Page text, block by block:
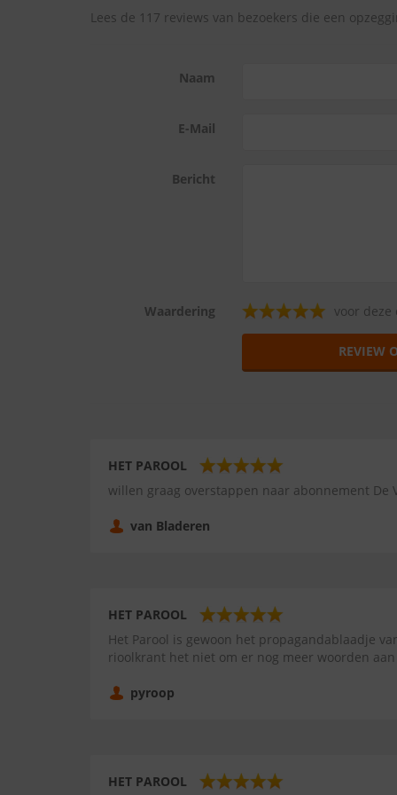
Lees de 117 reviews van bezoekers die een
Naam
E-Mail
Bericht
Waardering voor deze
REVIEW
HET PAROOL
willen graag overstappen naar abonnement De
van Bladeren
HET PAROOL
Het Parool is gewoon het propagandablaadje
rioolkrant het niet om er nog meer woorden
pyroop
HET PAROOL